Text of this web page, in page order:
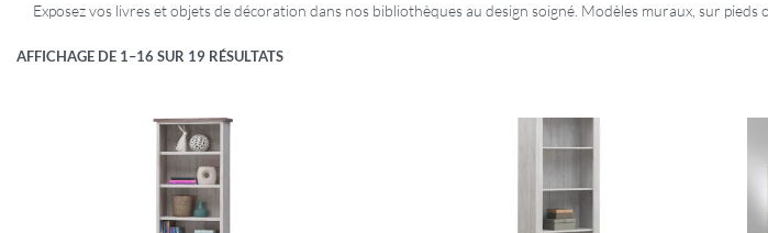
Exposez vos livres et objets de décoration dans nos bibliothèques au design soigné. Modèles muraux, sur
AFFICHAGE DE 1–16 SUR 19 RÉSULTATS